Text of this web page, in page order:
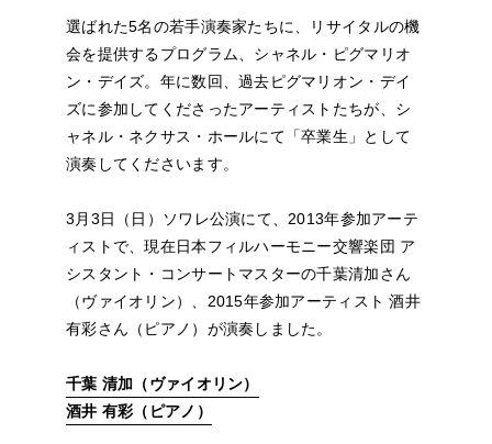
2026
ARCHIVE
NEWS
FEATURED
ABOUT US
選ばれた5名の若手演奏家たちに、リサイタルの機
会を提供するプログラム、シャネル・ピグマリオ
ン・デイズ。年に数回、過去ピグマリオン・デイ
ズに参加してくださったアーティストたちが、シ
ャネル・ネクサス・ホールにて「卒業生」として
演奏してくださいます。
3月3日（日）ソワレ公演にて、2013年参加アーテ
ィストで、現在日本フィルハーモニー交響楽団 ア
シスタント・コンサートマスターの千葉清加さん
（ヴァイオリン）、2015年参加アーティスト 酒井
有彩さん（ピアノ）が演奏しました。
千葉 清加（ヴァイオリン）
酒井 有彩（ピアノ）